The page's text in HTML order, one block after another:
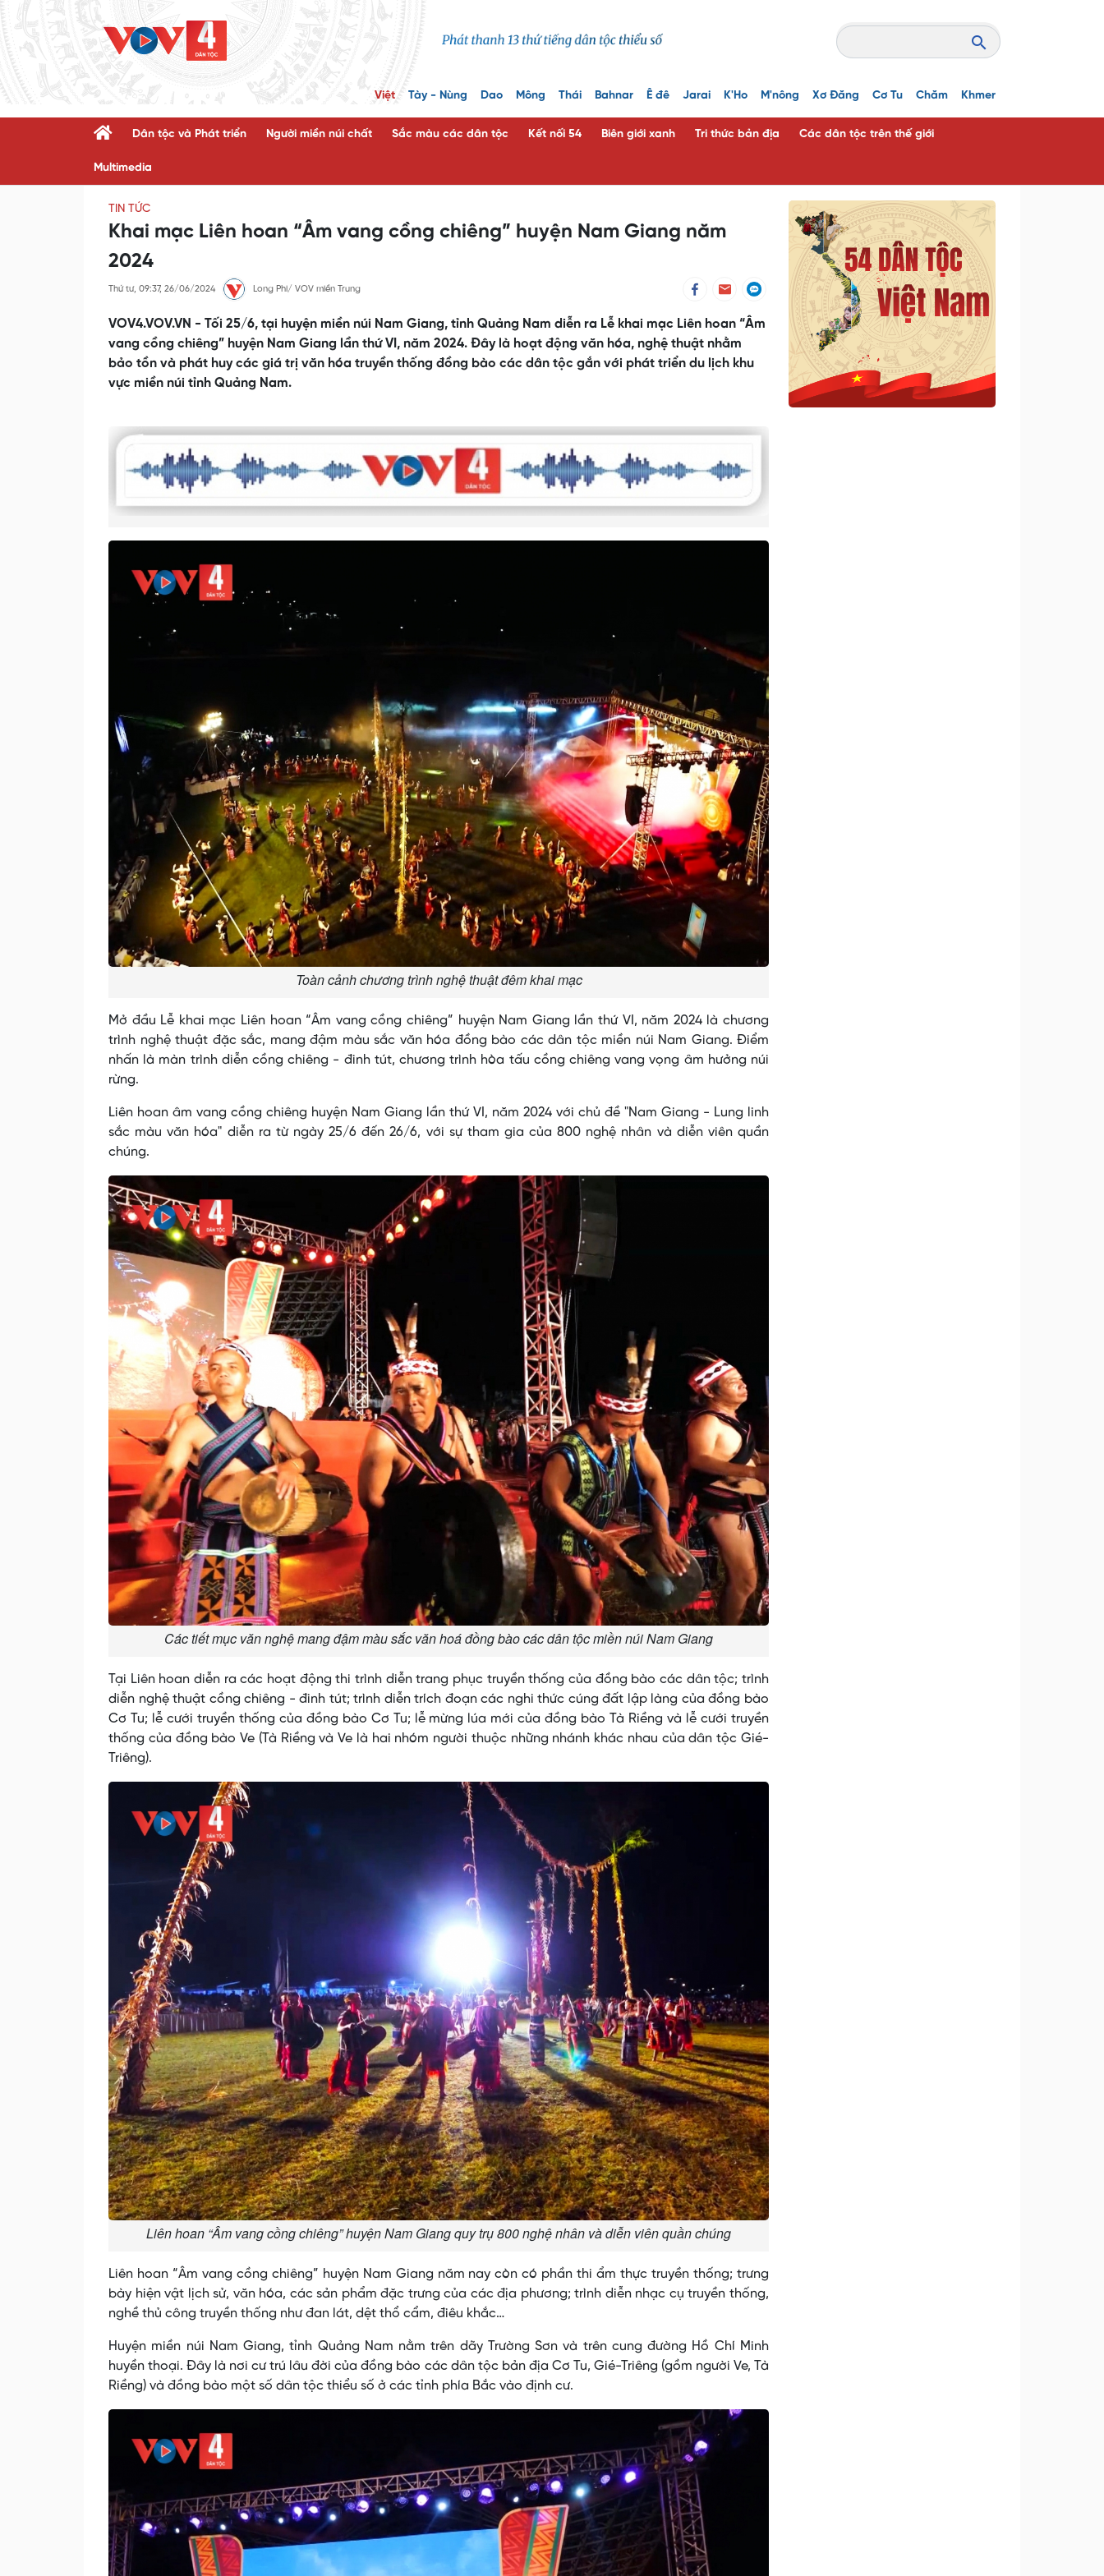
Việt Tày - Nùng Dao Mông Thái Bahnar Ê đê Jarai K'Ho M'nông Xơ Đăng Cơ Tu Chăm Khmer
Dân tộc và Phát triển Người miền núi chất Sắc màu các dân tộc Kết nối 54 Biên giới xanh Tri thức bản địa Các dân tộc trên thế giới
Multimedia
TIN TỨC
Khai mạc Liên hoan “Âm vang cồng chiêng” huyện Nam Giang năm
2024
Thứ tư, 09:37, 26/06/2024 Long Phi/ VOV miền Trung
VOV4.VOV.VN - Tối 25/6, tại huyện miền núi Nam Giang, tỉnh Quảng Nam diễn ra Lễ khai mạc Liên hoan “Âm
vang cồng chiêng” huyện Nam Giang lần thứ VI, năm 2024. Đây là hoạt động văn hóa, nghệ thuật nhằm
bảo tồn và phát huy các giá trị văn hóa truyền thống đồng bào các dân tộc gắn với phát triển du lịch khu
vực miền núi tỉnh Quảng Nam.
Toàn cảnh chương trình nghệ thuật đêm khai mạc
Mở đầu Lễ khai mạc Liên hoan “Âm vang cồng chiêng” huyện Nam Giang lần thứ VI, năm 2024 là chương
trình nghệ thuật đặc sắc, mang đậm màu sắc văn hóa đồng bào các dân tộc miền núi Nam Giang. Điểm
nhấn là màn trình diễn cồng chiêng - đinh tút, chương trình hòa tấu cồng chiêng vang vọng âm hưởng núi
rừng.
Liên hoan âm vang cồng chiêng huyện Nam Giang lần thứ VI, năm 2024 với chủ đề "Nam Giang - Lung linh
sắc màu văn hóa" diễn ra từ ngày 25/6 đến 26/6, với sự tham gia của 800 nghệ nhân và diễn viên quần
chúng.
Các tiết mục văn nghệ mang đậm màu sắc văn hoá đồng bào các dân tộc miền núi Nam Giang
Tại Liên hoan diễn ra các hoạt động thi trình diễn trang phục truyền thống của đồng bào các dân tộc; trình
diễn nghệ thuật cồng chiêng - đinh tút; trình diễn trích đoạn các nghi thức cúng đất lập làng của đồng bào
Cơ Tu; lễ cưới truyền thống của đồng bào Cơ Tu; lễ mừng lúa mới của đồng bào Tà Riềng và lễ cưới truyền
thống của đồng bào Ve (Tà Riềng và Ve là hai nhóm người thuộc những nhánh khác nhau của dân tộc Gié-
Triêng).
Liên hoan “Âm vang cồng chiêng” huyện Nam Giang quy trụ 800 nghệ nhân và diễn viên quần chúng
Liên hoan “Âm vang cồng chiêng” huyện Nam Giang năm nay còn có phần thi ẩm thực truyền thống; trưng
bày hiện vật lịch sử, văn hóa, các sản phẩm đặc trưng của các địa phương; trình diễn nhạc cụ truyền thống,
nghề thủ công truyền thống như đan lát, dệt thổ cẩm, điêu khắc…
Huyện miền núi Nam Giang, tỉnh Quảng Nam nằm trên dãy Trường Sơn và trên cung đường Hồ Chí Minh
huyền thoại. Đây là nơi cư trú lâu đời của đồng bào các dân tộc bản địa Cơ Tu, Gié-Triêng (gồm người Ve, Tà
Riềng) và đồng bào một số dân tộc thiểu số ở các tỉnh phía Bắc vào định cư.